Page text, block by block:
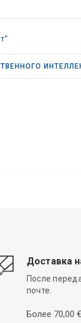
Доставка
После
почте.
Более 70,00 €